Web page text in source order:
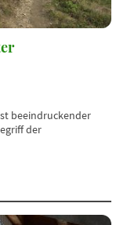
beeindruckender
der